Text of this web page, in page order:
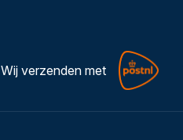
Wij verzenden met